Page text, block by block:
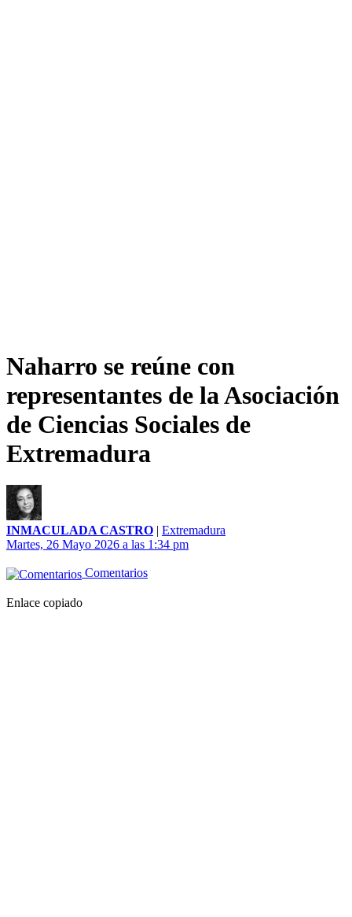
Naharro se reúne con
representantes de la Asociación
de Ciencias Sociales de
Extremadura
INMACULADA CASTRO | Extremadura
Martes, 26 Mayo 2026 a las 1:34 pm
Comentarios
Enlace copiado